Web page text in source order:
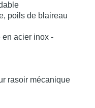
poils de blaireau
en acier inox -
rasoir mécanique